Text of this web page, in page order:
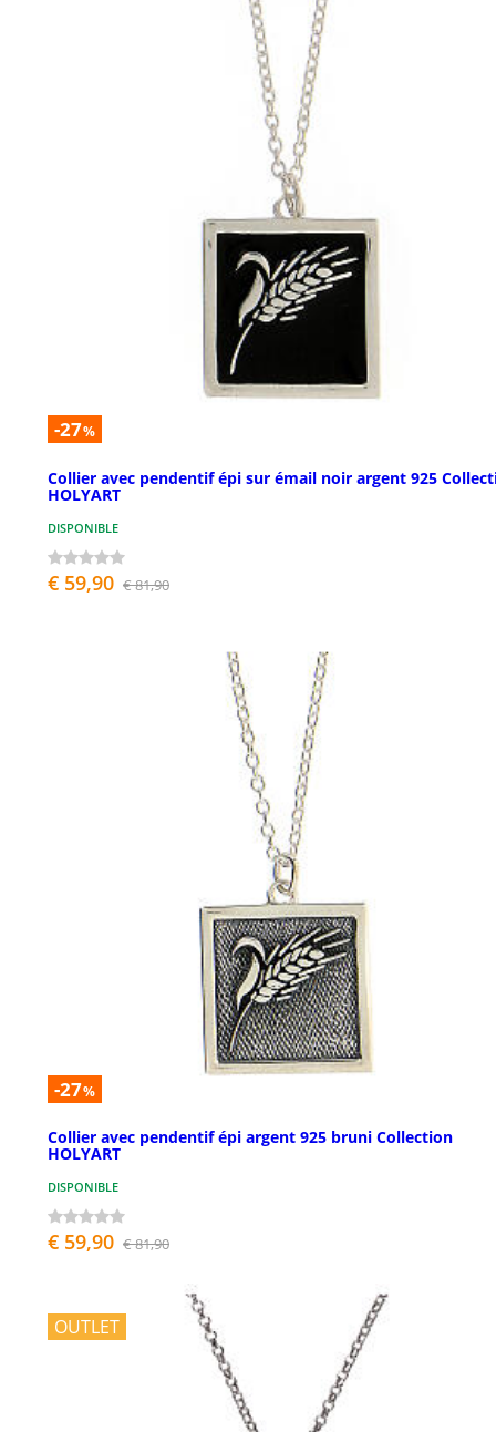
-27%
Collier avec pendentif épi sur émail noir argent 925
HOLYART
DISPONIBLE
€ 59,90 € 81,90
-27%
Collier avec pendentif épi argent 925 bruni Collection
HOLYART
DISPONIBLE
€ 59,90 € 81,90
OUTLET